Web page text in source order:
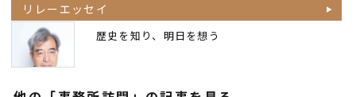
リレーエッセイ
歴史を知り、明日を想う